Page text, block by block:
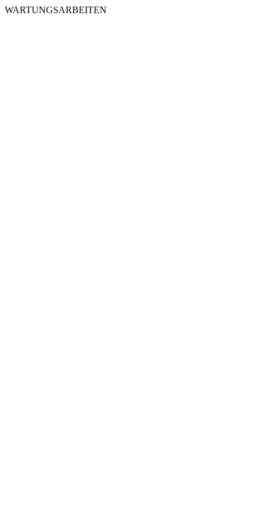
WARTUNGSARBEITEN